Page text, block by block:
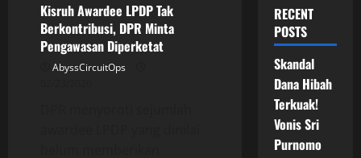
Kisruh Awardee LPDP Tak
Berkontribusi, DPR Minta
Pengawasan Diperketat
AbyssCircuitOps
RECENT
POSTS
Skandal
Dana Hibah
Terkuak!
Vonis Sri
Purnomo